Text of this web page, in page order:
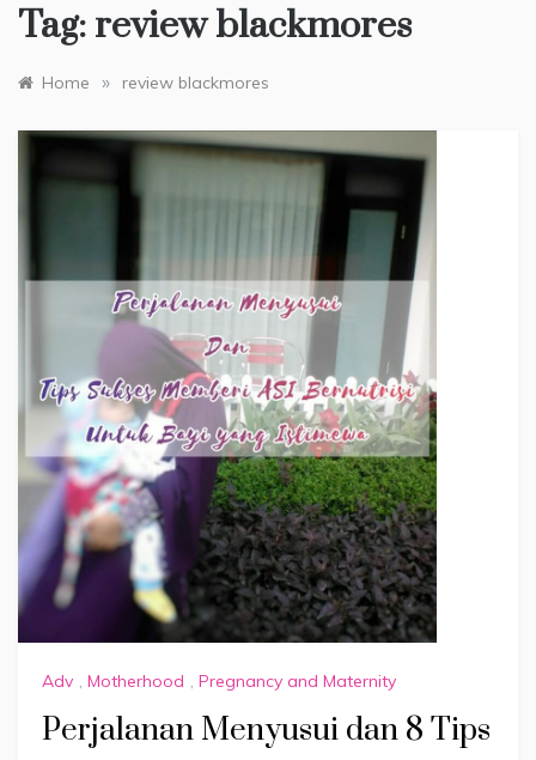
Tag: review blackmores
Home » review blackmores
Adv Motherhood Pregnancy and Maternity
Perjalanan Menyusui dan 8 Tips